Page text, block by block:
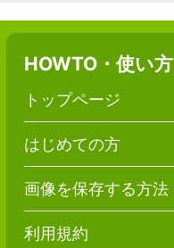
HOWTO・使い方
トップページ
はじめての方
画像を保存する方法
利用規約